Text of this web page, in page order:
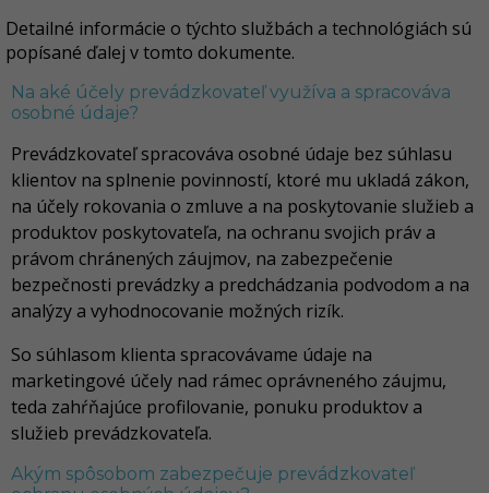
Detailné informácie o týchto službách a technológiách sú
popísané ďalej v tomto dokumente.
Na aké účely prevádzkovateľ využíva a spracováva
osobné údaje?
Prevádzkovateľ spracováva osobné údaje bez súhlasu
klientov na splnenie povinností, ktoré mu ukladá zákon,
na účely rokovania o zmluve a na poskytovanie služieb a
produktov poskytovateľa, na ochranu svojich práv a
právom chránených záujmov, na zabezpečenie
bezpečnosti prevádzky a predchádzania podvodom a na
analýzy a vyhodnocovanie možných rizík.
So súhlasom klienta spracovávame údaje na
marketingové účely nad rámec oprávneného záujmu,
teda zahŕňajúce profilovanie, ponuku produktov a
služieb prevádzkovateľa.
Akým spôsobom zabezpečuje prevádzkovateľ